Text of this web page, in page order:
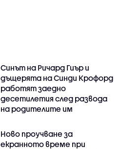
Синът на Ричард Гиър и
дъщерята на Синди Крофорд
работят заедно
десетилетия след развода
на родителите им
Ново проучване за
екранното време при